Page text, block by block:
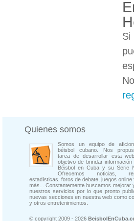
Si
Quienes somos
Somos un equipo de
béisbol cubano. Nos
tarea de desarrollar esta
objetivo de brindar
Béisbol en Cuba y su Serie
Ofrecemos noticias,
estadísticas, foros de debate, juegos online
más... Constantemente buscamos mejorar
nuestros servicios por lo que pronto
nuevas secciones en nuestra web como
y otros entretenimientos.
© copyright 2009 - 2026